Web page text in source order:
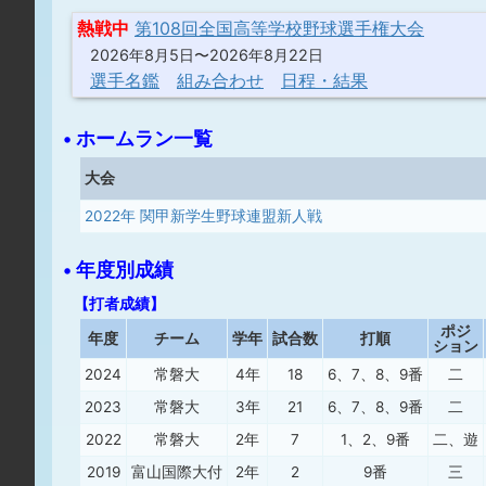
熱戦中 第108回全国高等学校野球選手権大会
2026年8月5日〜2026年8月22日
選手名鑑 組み合わせ 日程・結果
• ホームラン一覧
大会
2022年 関甲新学生野球連盟新人戦
• 年度別成績
【打者成績】
年度 チーム 学年 試合数 打順
ポジ
ション
2024
常磐大 4年 18 6、7、8、9番
二
2023
常磐大 3年 21 6、7、8、9番
二
2022
常磐大 2年 7 1、2、9番
二、遊
2019
富山国際大付 2年 2 9番 三